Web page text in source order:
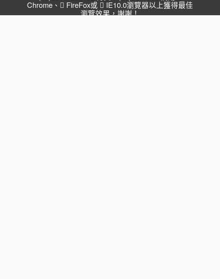
Chrome 、 FireFox或
IE10.0瀏覽器以上獲得最佳
瀏覽效果，謝謝！